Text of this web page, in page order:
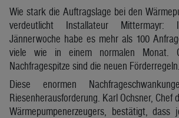
Wie stark die Auftragslage bei den
verdeutlicht Installateur
Jännerwoche habe es mehr als 100
viele wie in einem normalen Monat.
Nachfragespitze sind die neuen Förderregeln.
Diese enormen
Riesenherausforderung. Karl Ochsner, Chef
Wärmepumpenerzeugers, bestätigt, dass